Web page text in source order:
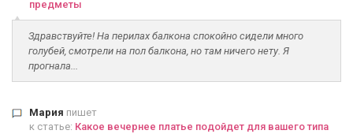
предметы
Здравствуйте! На перилах балкона спокойно сидели много
голубей, смотрели на пол балкона, но там ничего нету. Я
прогнала...
Мария пишет
к статье: Какое вечернее платье подойдет для вашего типа